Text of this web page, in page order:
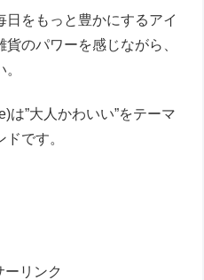
をもっと豊かにするアイ
のパワーを感じながら、
は”大人かわいい”をテーマ
です。
ーリンク